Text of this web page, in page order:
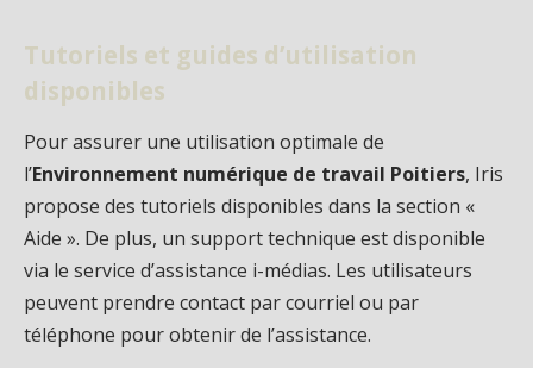
Tutoriels et guides d’utilisation
disponibles
Pour assurer une utilisation optimale de
l’Environnement numérique de travail Poitiers, Iris
propose des tutoriels disponibles dans la section «
Aide ». De plus, un support technique est disponible
via le service d’assistance i-médias. Les utilisateurs
peuvent prendre contact par courriel ou par
téléphone pour obtenir de l’assistance.